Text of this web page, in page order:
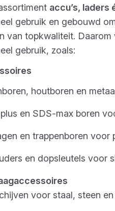
accu’s, laders
gebruik en gebouwd
van topkwaliteit.
gebruik, zoals:
houtboren en
en SDS-max boren
en trappenboren voor
en dopsleutels voor
voor staal, steen en